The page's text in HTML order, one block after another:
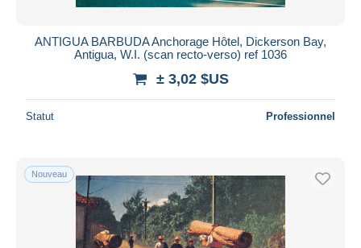
ANTIGUA BARBUDA Anchorage Hôtel, Dickerson Bay,
Antigua, W.I. (scan recto-verso) ref 1036
± 3,02 $US
Statut Professionnel
Nouveau